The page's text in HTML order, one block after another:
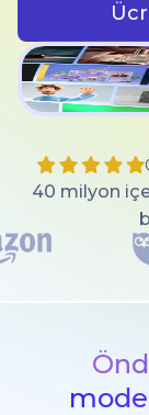
40 milyon